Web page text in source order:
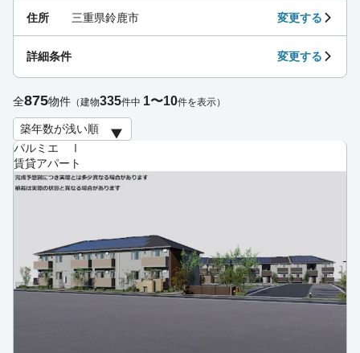
パルミエ Ⅰ
賃貸アパート
住所 三重県鈴鹿市 変更する
詳細条件 変更する
全875物件 （建物335件中 1〜10件を表示）